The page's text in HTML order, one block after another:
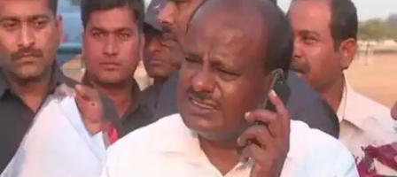
कुमारस्वामी के 'बेरहमी से गोली
मारने' के निर्देश पर बोले येदियुरप्पा-
मुख्यमंत्री से ऐसी उम्मीद नही
लेखन प्रमोद कुमार Dec 25, 2018 06:56 pm